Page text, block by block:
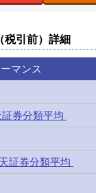
税引前）詳細
マンス
券分類平均
証券分類平均